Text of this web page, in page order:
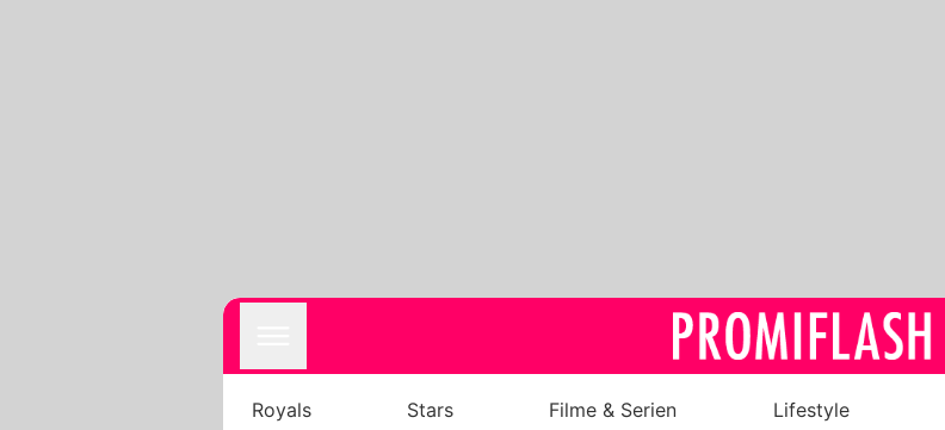
Royals Stars Filme & Serien Lifestyle